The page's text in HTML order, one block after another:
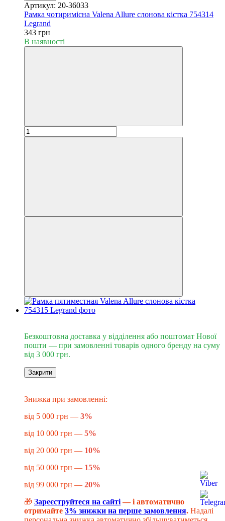
Артикул: 20-36033
Рамка чотиримісна Valena Allure слонова кістка 754314
Legrand
343 грн
В наявності
Безкоштовна доставка у відділення або поштомат Нової
пошти — при замовленні товарів одного бренду на суму
від 3 000 грн.
Закрити
​​​​​Знижка при замовленні:
від 5 000 грн — 3%
від 10 000 грн — 5%
від 20 000 грн — 10%
від 50 000 грн — 15%
від 99 000 грн — 20%
🎁 Зареєструйтеся на сайті— і автоматично
отримайте 3% знижки на перше замовлення. Надалі